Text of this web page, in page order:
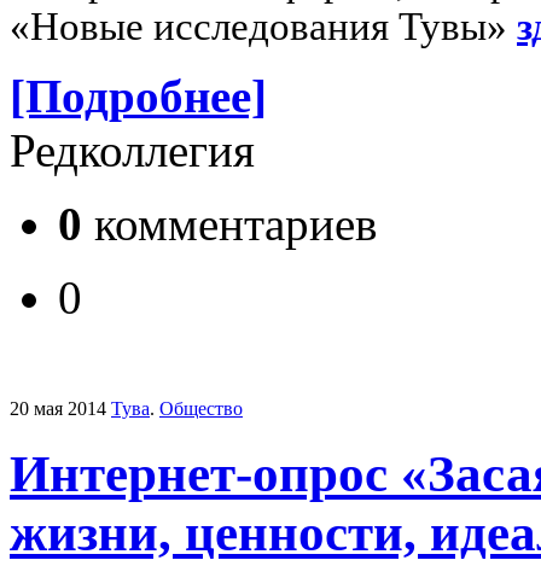
«Новые исследования Тувы»
[Подробнее]
Редколлегия
0 комментариев
0
20 мая 2014 Тува. Общество
Интернет-опрос
жизни, ценности,